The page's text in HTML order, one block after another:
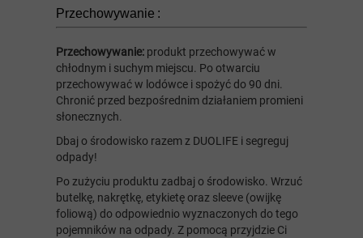
Przechowywanie :
Przechowywanie: produkt przechowywać w
chłodnym i suchym miejscu. Po otwarciu
przechowywać w lodówce i spożyć do 90 dni.
Chronić przed bezpośrednim działaniem promieni
słonecznych.
Dbaj o środowisko razem z DUOLIFE i segreguj
odpady!
Po zużyciu produktu zadbaj o środowisko. Wrzuć
butelkę, nakrętkę, etykietę oraz sleeve (owijkę
foliową) do odpowiednio wyznaczonych do tego
pojemników na odpady. Z pomocą przyjdzie Ci